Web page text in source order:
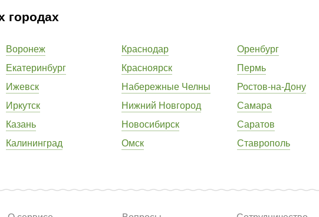
городах
Воронеж
Екатеринбург
Ижевск
Иркутск
Казань
Калининград
Краснодар
Красноярск
Набережные Челны
Нижний Новгород
Новосибирск
Омск
Оренбург
Пермь
Ростов-на-Дону
Самара
Саратов
Ставрополь